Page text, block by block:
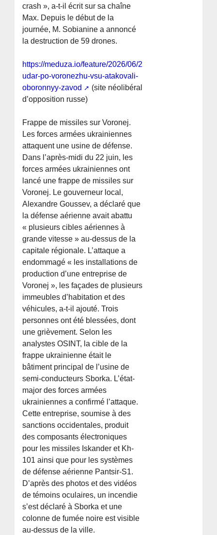
crash », a-t-il écrit sur sa chaîne
Max. Depuis le début de la
journée, M. Sobianine a annoncé
la destruction de 59 drones.
https://meduza.io/feature/2026/06/22/raketnyy-
udar-po-voronezhu-vsu-atakovali-
oboronnyy-zavod
(site néolibéral
d’opposition russe)
Frappe de missiles sur Voronej.
Les forces armées ukrainiennes
attaquent une usine de défense.
Dans l’après-midi du 22 juin, les
forces armées ukrainiennes ont
lancé une frappe de missiles sur
Voronej. Le gouverneur local,
Alexandre Goussev, a déclaré que
la défense aérienne avait abattu
« plusieurs cibles aériennes à
grande vitesse » au-dessus de la
capitale régionale. L’attaque a
endommagé « les installations de
production d’une entreprise de
Voronej », les façades de plusieurs
immeubles d’habitation et des
véhicules, a-t-il ajouté. Trois
personnes ont été blessées, dont
une grièvement. Selon les
analystes OSINT, la cible de la
frappe ukrainienne était le
bâtiment principal de l’usine de
semi-conducteurs Sborka. L’état-
major des forces armées
ukrainiennes a confirmé l’attaque.
Cette entreprise, soumise à des
sanctions occidentales, produit
des composants électroniques
pour les missiles Iskander et Kh-
101 ainsi que pour les systèmes
de défense aérienne Pantsir-S1.
D’après des photos et des vidéos
de témoins oculaires, un incendie
s’est déclaré à Sborka et une
colonne de fumée noire est visible
au-dessus de la ville.